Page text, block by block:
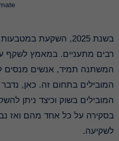
בשנת 2025, השקעת במטבעות קריפטו נהיה משהו שגורם
רבים מתעניים. במאמץ לשקף
המשתנה תמיד, אנשים מנסים
המובילים בשוק וכיצד ניתן
בסקירה על כל אחד מהם ואז
לשקיעה.